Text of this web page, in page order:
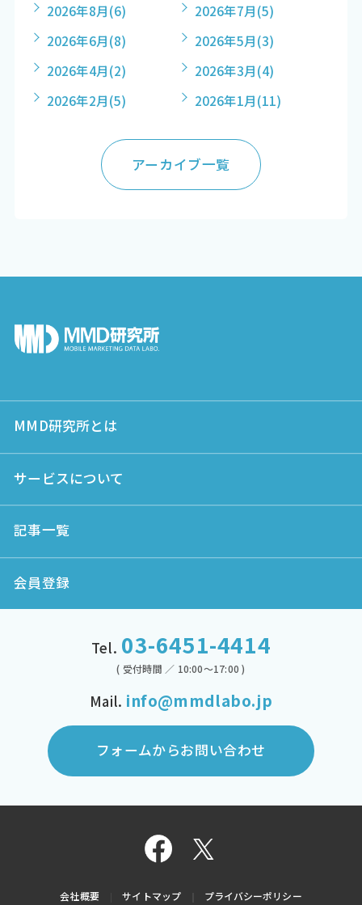
2026年8月(6) 2026年7月(5)
2026年6月(8) 2026年5月(3)
2026年4月(2) 2026年3月(4)
2026年2月(5) 2026年1月(11)
アーカイブ一覧
MMD研究所とは
サービスについて
記事一覧
会員登録
Tel. 03-6451-4414
( 受付時間 ／ 10:00～17:00 )
Mail. info@mmdlabo.jp
フォームからお問い合わせ
会社概要 サイトマップ プライバシーポリシー